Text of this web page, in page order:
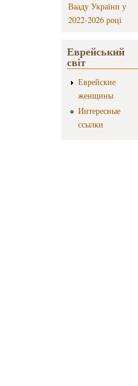
Вааду України у
2022-2026 році
Еврейський
світ
Еврейские
женщины
Интересные
ссылки